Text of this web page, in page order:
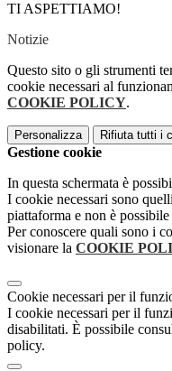
TI ASPETTIAMO!
Notizie
Questo sito o gli strumenti
cookie necessari al
COOKIE POLICY.
Personalizza Rifiuta tutti i
Gestione cookie
In questa schermata è
I cookie necessari sono
piattaforma e non è
Per conoscere quali sono i
visionare la COOKIE
Cookie necessari per il
I cookie necessari per il
disabilitati. È possibile
policy.